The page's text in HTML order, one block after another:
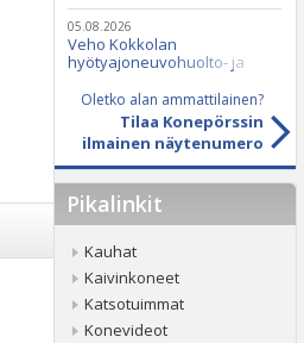
tasolle Casen ja Seppi-
murskaimen avulla
05.08.2026
Veho Kokkolan
hyötyajoneuvohuolto- ja
Oy:lle lokakuussa
Oletko alan ammattilainen?
Tilaa Konepörssin
ilmainen näytenumero
Pikalinkit
Kauhat
Kaivinkoneet
Katsotuimmat
Konevideot